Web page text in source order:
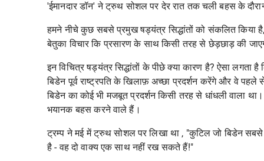
'ईमानदार डॉन' ने ट्रुथ सोशल पर देर रात तक चली बहस के
हमने नीचे कुछ सबसे प्रमुख षड्यंत्र सिद्धांतों को संकलित किया
बेतुका विचार कि प्रसारण के साथ किसी तरह से छेड़छाड़ की
इन विचित्र षड्यंत्र सिद्धांतों के पीछे क्या कारण है? ऐसा
बिडेन पूर्व राष्ट्रपति के खिलाफ़ अच्छा प्रदर्शन करेंगे और वे पहले
बिडेन का कोई भी मजबूत प्रदर्शन किसी तरह से धांधली वाला
भयानक बहस करने वाले हैं।
ट्रम्प ने मई मेंट्रुथ सोशल पर लिखा था , "कुटिल जो बिडेन सबसे
है - वह दो वाक्य एक साथ नहीं रख सकते हैं!"